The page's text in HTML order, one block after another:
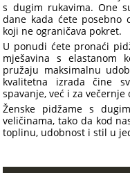
s dugim rukavima. One
dane kada ćete
koji ne ograničava pokret.
U ponudi ćete pronaći
mješavina s elastanom
pružaju maksimalnu
kvalitetna izrada čine
spavanje, već i za večernje
Ženske pidžame s
veličinama, tako da kod
toplinu, udobnost i stil u